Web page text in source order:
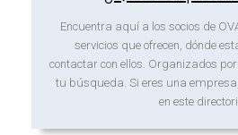
Encuentra aquí a los socios de
servicios que ofrecen, dónde
contactar con ellos. Organizados
tu búsqueda. Si eres una
en este